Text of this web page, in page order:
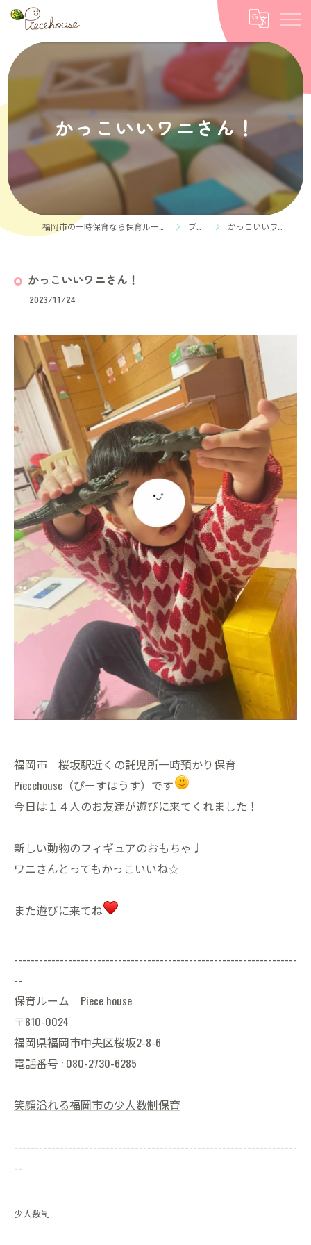
かっこいいワニさん！
ブログ かっこいいワニさん！
かっこいいワニさん！
2023/11/24
福岡市 桜坂駅近くの託児所一時預かり保育
Piecehouse（ぴーすはうす）です
今日は１４人のお友達が遊びに来てくれました！
新しい動物のフィギュアのおもちゃ♩
ワニさんとってもかっこいいね☆
また遊びに来てね
--------------------------------------------------------------------
--
保育ルーム Piece house
〒810-0024
福岡県福岡市中央区桜坂2-8-6
電話番号 : 080-2730-6285
笑顔溢れる福岡市の少人数制保育
--------------------------------------------------------------------
--
少人数制